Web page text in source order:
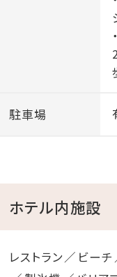
駐車場
ホテル内施設
レストラン ビーチ